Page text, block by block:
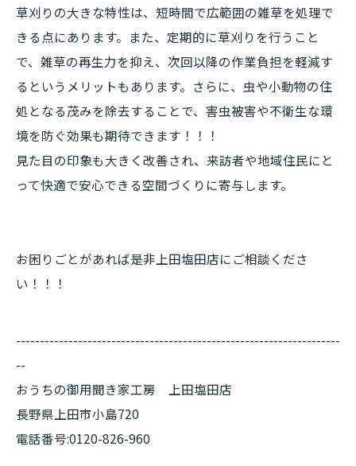
草刈りの大きな特性は、短時間で広範囲の雑草を処理で
きる点にあります。また、定期的に草刈りを行うこと
で、雑草の再生力を抑え、次回以降の作業負担を軽減す
るというメリットもあります。さらに、虫や小動物の住
処となる茂みを除去することで、害虫被害や不衛生な環
境を防ぐ効果も期待できます！！！
見た目の印象も大きく改善され、来訪者や地域住民にと
って快適で安心できる空間づくりに寄与します。
お困りごとがあれば是非上田塩田店にご相談くださ
い！！！
--------------------------------------------------------------------
--
おうちの御用聞き家工房 上田塩田店
長野県上田市小島720
電話番号:0120-826-960